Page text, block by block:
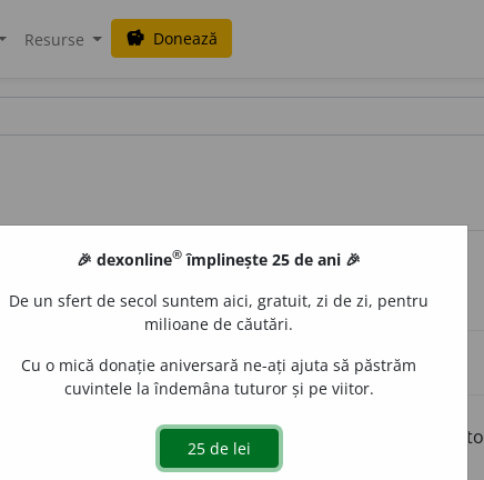
Resurse savings Donează
pustă+-ului] (Reg;
locuri fertile,
de oameni, de bunurietc.Si:a pustii
🎉 dexonline® împlinește 25 de ani 🎉
De un sfert de secol suntem aici, gratuit, zi de zi, pentru
milioane de căutări.
Cu o mică donație aniversară ne-ați ajuta să păstrăm
cuvintele la îndemâna tuturor și pe viitor.